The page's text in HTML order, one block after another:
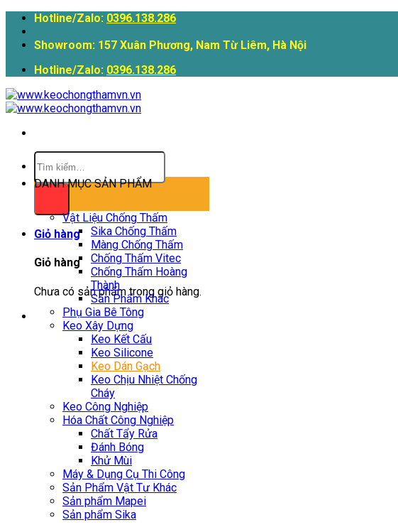
Skip
content
Hotline/Zalo: 0396.138.286
Showroom: 157 Xuân Phương, Nam Từ Liêm, Hà Nội
Hotline/Zalo: 0396.138.286
Tìm
kiếm:
Giỏ hàng
Giỏ hàng
Chưa có sản phẩm trong giỏ hàng.
DANH MỤC SẢN PHẨM
Vật Liệu Chống Thấm
Sika Chống Thấm
Màng Chống Thấm
Chống Thấm Vitec
Chống Thấm Hoàng
Thành
Sản Phẩm Khác
Phụ Gia Bê Tông
Keo Xây Dựng
Keo Kết Cấu
Keo Silicone
Keo Dán Gạch
Keo Chịu Nhiệt Chống
Cháy
Keo Công Nghiệp
Hóa Chất Công Nghiệp
Chất Tẩy Rửa
Đánh Bóng
Khử Mùi
Máy & Dụng Cụ Thi Công
Sản Phẩm Vật Tư Khác
Sản phẩm Mapei
Sản phẩm Sika